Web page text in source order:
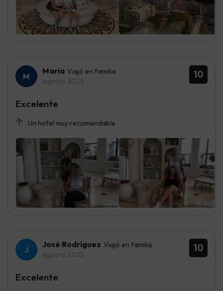
10
Maria Viajó en familia
Agosto 2025
Un hotel muy recomendable
Excelente
10
José Rodríguez Viajó en familia
Agosto 2025
Excelente